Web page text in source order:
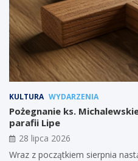
KULTURA WYDARZENIA
Pożegnanie ks.
parafii Lipe
28 lipca 2026
Wraz z początkiem sierpnia